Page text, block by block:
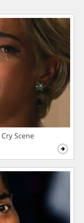
Scene